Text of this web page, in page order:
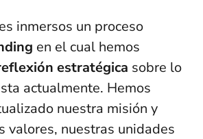
inmersos un proceso
en el cual hemos
estratégica sobre lo
actualmente. Hemos
nuestra misión y
valores, nuestras unidades